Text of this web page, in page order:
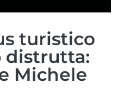
turistico
distrutta:
Michele